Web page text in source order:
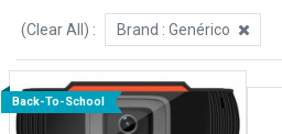
(Clear All) : Brand : Genérico
Back-To-School